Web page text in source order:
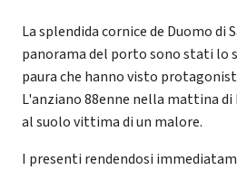
La splendida cornice de Duomo di
panorama del porto sono stati lo
paura che hanno visto
L'anziano 88enne nella mattina di
al suolo vittima di un malore.
I presenti rendendosi